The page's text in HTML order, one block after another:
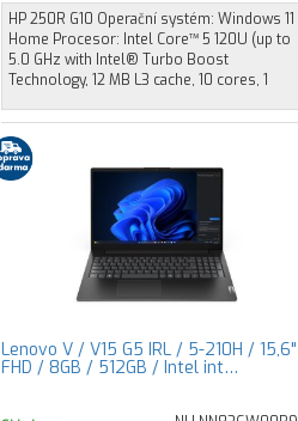
HP 250R G10 Operační systém: Windows 11
Home Procesor: Intel Core™ 5 120U (up to
5.0 GHz with Intel® Turbo Boost
Technology, 12 MB L3 cache, 10 cores, 1
Lenovo V / V15 G5 IRL / 5-210H /
FHD / 8GB / 512GB / Intel int…